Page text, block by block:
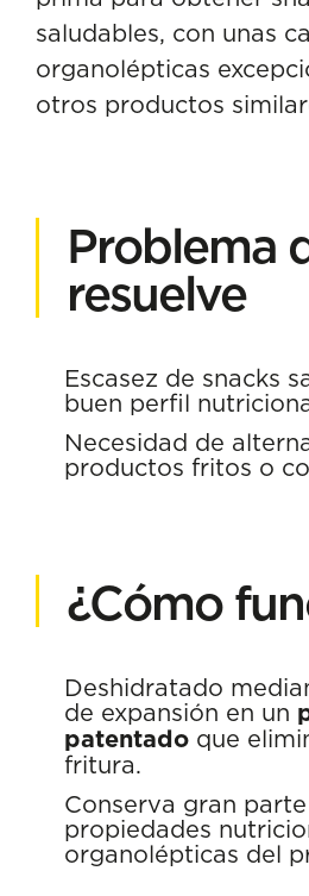
saludables, con unas
organolépticas
otros productos
Problema
resuelve
Escasez de snacks
buen perfil
Necesidad de
productos fritos o
¿Cómo
Deshidratado
de expansión en un
patentado que
fritura.
Conserva gran
propiedades
organolépticas del